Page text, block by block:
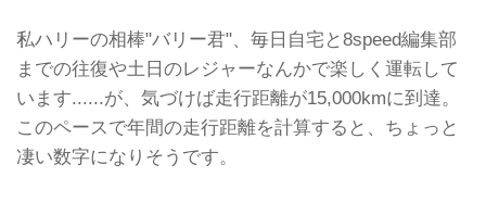
私ハリーの相棒"バリー君"、毎日自宅と8speed編集部
までの往復や土日のレジャーなんかで楽しく運転して
います......が、気づけば走行距離が15,000kmに到達。
このペースで年間の走行距離を計算すると、ちょっと
凄い数字になりそうです。